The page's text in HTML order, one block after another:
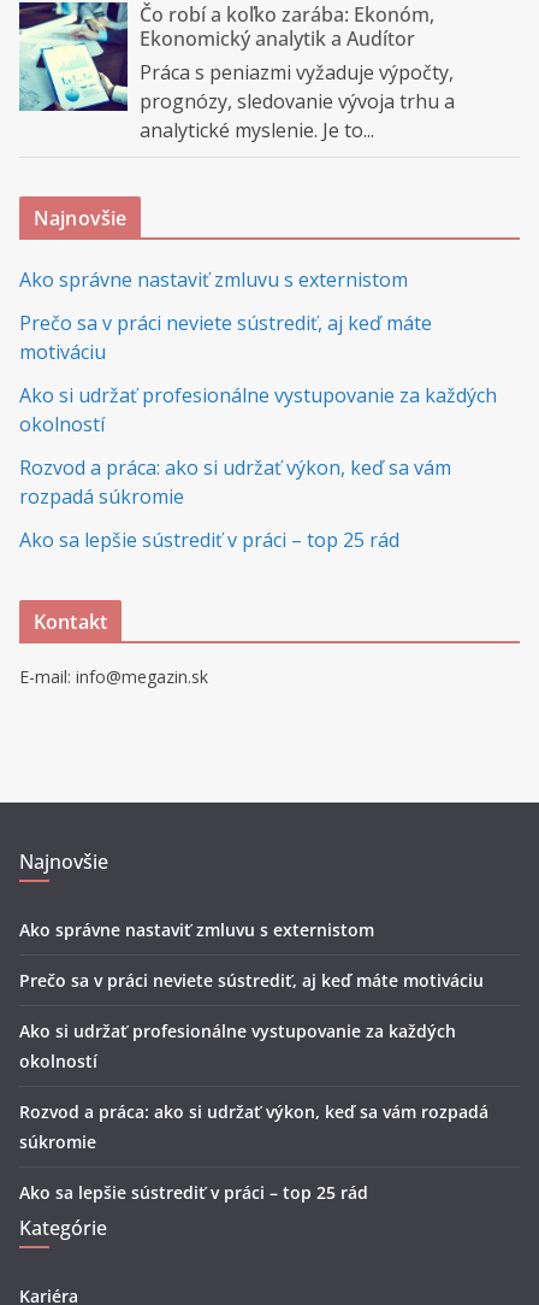
Čo robí a koľko zarába: Ekonóm,
Ekonomický analytik a Audítor
Práca s peniazmi vyžaduje výpočty,
prognózy, sledovanie vývoja trhu a
analytické myslenie. Je to...
Najnovšie
Ako správne nastaviť zmluvu s externistom
Prečo sa v práci neviete sústrediť, aj keď máte
motiváciu
Ako si udržať profesionálne vystupovanie za každých
okolností
Rozvod a práca: ako si udržať výkon, keď sa vám
rozpadá súkromie
Ako sa lepšie sústrediť v práci – top 25 rád
Kontakt
E-mail: info@megazin.sk
Najnovšie
Ako správne nastaviť zmluvu s externistom
Prečo sa v práci neviete sústrediť, aj keď máte motiváciu
Ako si udržať profesionálne vystupovanie za každých
okolností
Rozvod a práca: ako si udržať výkon, keď sa vám rozpadá
súkromie
Ako sa lepšie sústrediť v práci – top 25 rád
Kategórie
Kariéra